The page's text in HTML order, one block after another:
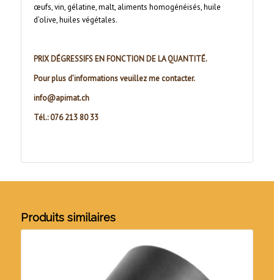
œufs, vin, gélatine, malt, aliments homogénéisés, huile
d’olive, huiles végétales.
PRIX DÉGRESSIFS EN FONCTION DE LA QUANTITÉ.
Pour plus d’informations veuillez me contacter.
info@apimat.ch
Tél.: 076 213 80 33
Produits similaires